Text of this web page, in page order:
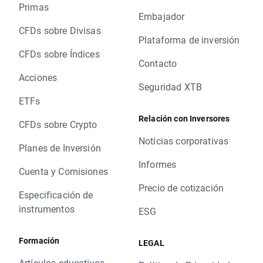
Primas
CFDs sobre Divisas
CFDs sobre Índices
Acciones
ETFs
CFDs sobre Crypto
Planes de Inversión
Cuenta y Comisiones
Especificación de
instrumentos
Formación
Embajador
Plataforma de inversión
Contacto
Seguridad XTB
Relación con Inversores
Noticias corporativas
Informes
Precio de cotización
ESG
LEGAL